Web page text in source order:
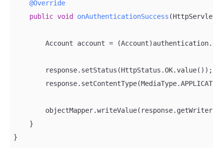
@Override
public void onAuthenticationSuccess
Account account =
        response.setStatus(HttpStatus.OK.value());
    }
}